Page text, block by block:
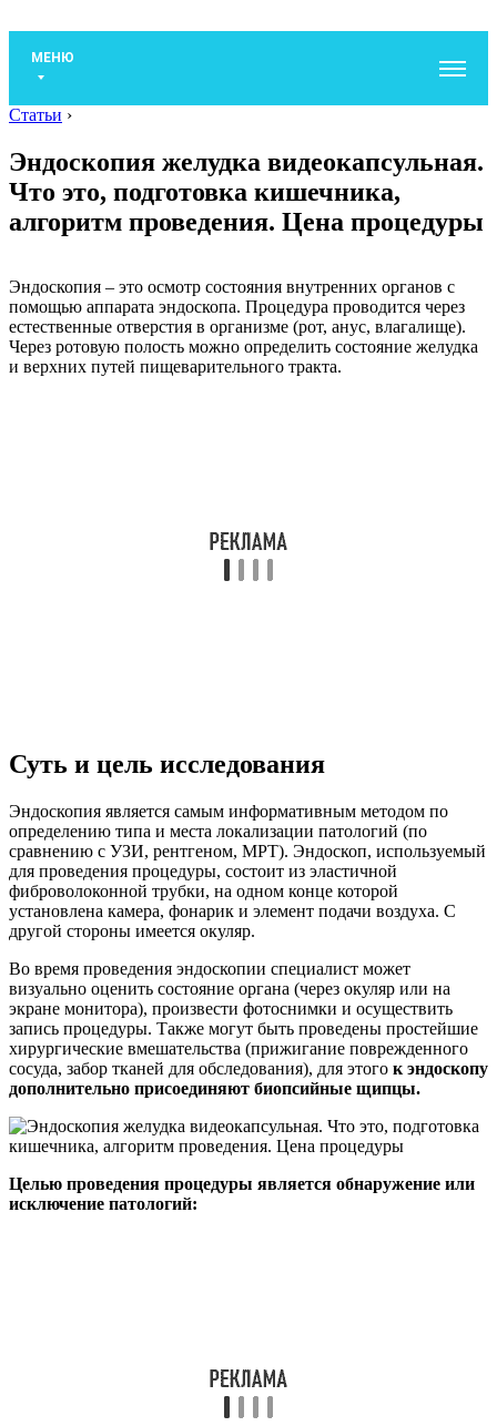
МЕНЮ
Статьи ›
Эндоскопия желудка видеокапсульная.
Что это, подготовка кишечника,
алгоритм проведения. Цена процедуры
Эндоскопия – это осмотр состояния внутренних органов с
помощью аппарата эндоскопа. Процедура проводится через
естественные отверстия в организме (рот, анус, влагалище).
Через ротовую полость можно определить состояние желудка
и верхних путей пищеварительного тракта.
Суть и цель исследования
Эндоскопия является самым информативным методом по
определению типа и места локализации патологий (по
сравнению с УЗИ, рентгеном, МРТ). Эндоскоп, используемый
для проведения процедуры, состоит из эластичной
фиброволоконной трубки, на одном конце которой
установлена камера, фонарик и элемент подачи воздуха. С
другой стороны имеется окуляр.
Во время проведения эндоскопии специалист может
визуально оценить состояние органа (через окуляр или на
экране монитора), произвести фотоснимки и осуществить
запись процедуры. Также могут быть проведены простейшие
хирургические вмешательства (прижигание поврежденного
сосуда, забор тканей для обследования), для этого к эндоскопу
дополнительно присоединяют биопсийные щипцы.
Целью проведения процедуры является обнаружение или
исключение патологий: